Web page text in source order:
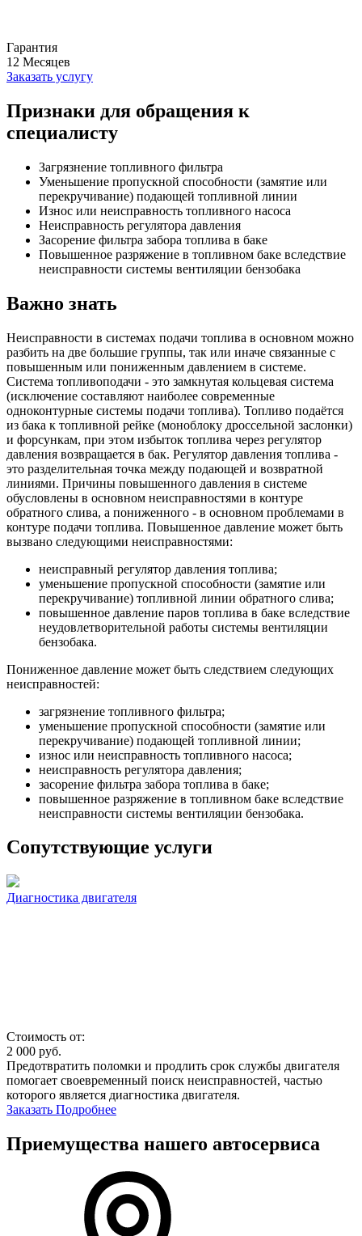
Гарантия
12 Месяцев
Заказать услугу
Признаки для обращения к
специалисту
Загрязнение топливного фильтра
Уменьшение пропускной способности (замятие или
перекручивание) подающей топливной линии
Износ или неисправность топливного насоса
Неисправность регулятора давления
Засорение фильтра забора топлива в баке
Повышенное разряжение в топливном баке вследствие
неисправности системы вентиляции бензобака
Важно знать
Неисправности в системах подачи топлива в основном можно
разбить на две большие группы, так или иначе связанные с
повышенным или пониженным давлением в системе.
Система топливоподачи - это замкнутая кольцевая система
(исключение составляют наиболее современные
одноконтурные системы подачи топлива). Топливо подаётся
из бака к топливной рейке (моноблоку дроссельной заслонки)
и форсункам, при этом избыток топлива через регулятор
давления возвращается в бак. Регулятор давления топлива -
это разделительная точка между подающей и возвратной
линиями. Причины повышенного давления в системе
обусловлены в основном неисправностями в контуре
обратного слива, а пониженного - в основном проблемами в
контуре подачи топлива. Повышенное давление может быть
вызвано следующими неисправностями:
неисправный регулятор давления топлива;
уменьшение пропускной способности (замятие или
перекручивание) топливной линии обратного слива;
повышенное давление паров топлива в баке вследствие
неудовлетворительной работы системы вентиляции
бензобака.
Пониженное давление может быть следствием следующих
неисправностей:
загрязнение топливного фильтра;
уменьшение пропускной способности (замятие или
перекручивание) подающей топливной линии;
износ или неисправность топливного насоса;
неисправность регулятора давления;
засорение фильтра забора топлива в баке;
повышенное разряжение в топливном баке вследствие
неисправности системы вентиляции бензобака.
Сопутствующие услуги
Диагностика двигателя
Стоимость от:
2 000 руб.
Предотвратить поломки и продлить срок службы двигателя
помогает своевременный поиск неисправностей, частью
которого является диагностика двигателя.
Заказать Подробнее
Приемущества нашего автосервиса